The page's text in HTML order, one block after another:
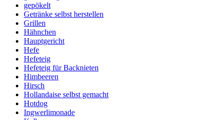
gepökelt
Getränke selbst herstellen
Grillen
Hähnchen
Hauptgericht
Hefe
Hefeteig
Hefeteig für Backnieten
Himbeeren
Hirsch
Hollandaise selbst gemacht
Hotdog
Ingwerlimonade